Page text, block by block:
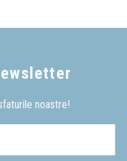
noastre!